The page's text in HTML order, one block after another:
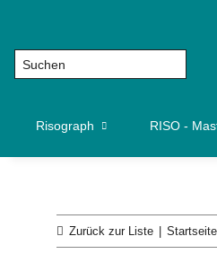
Risograph RISO -
Zurück zur Liste Startseite